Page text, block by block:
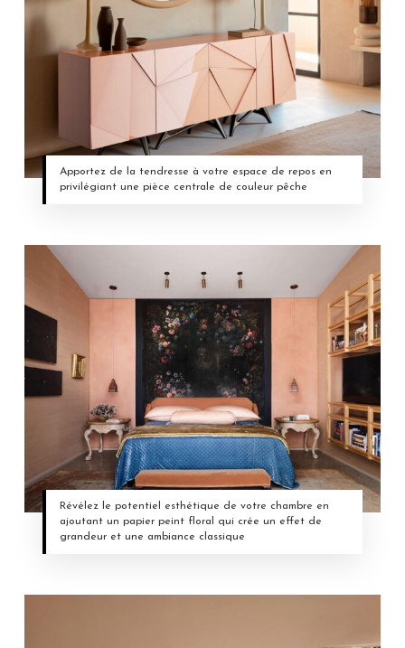
Apportez de la tendresse à votre espace de repos en
privilégiant une pièce centrale de couleur pêche
Révélez le potentiel esthétique de votre chambre en
ajoutant un papier peint floral qui crée un effet de
grandeur et une ambiance classique